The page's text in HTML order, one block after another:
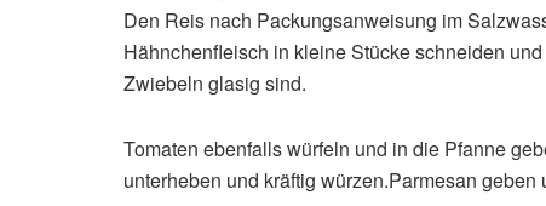
Den Reis nach Packungsanweisung im
Hähnchenfleisch in kleine Stücke schneiden
Zwiebeln glasig sind.
Tomaten ebenfalls würfeln und in die Pfanne
unterheben und kräftig würzen.Parmesan geben